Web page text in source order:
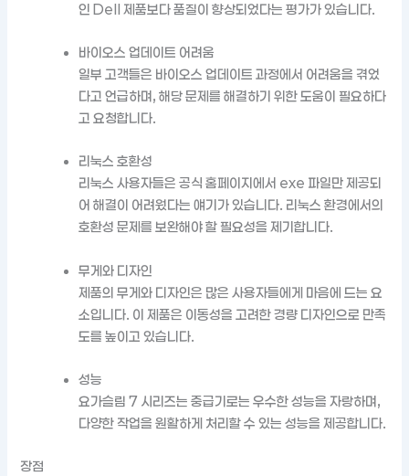
인 Dell 제품보다 품질이 향상되었다는 평가가 있습니다.
바이오스 업데이트 어려움
일부 고객들은 바이오스 업데이트 과정에서 어려움을 겪었
다고 언급하며, 해당 문제를 해결하기 위한 도움이 필요하다
고 요청합니다.
리눅스 호환성
리눅스 사용자들은 공식 홈페이지에서 exe 파일만 제공되
어 해결이 어려웠다는 얘기가 있습니다. 리눅스 환경에서의
호환성 문제를 보완해야 할 필요성을 제기합니다.
무게와 디자인
제품의 무게와 디자인은 많은 사용자들에게 마음에 드는 요
소입니다. 이 제품은 이동성을 고려한 경량 디자인으로 만족
도를 높이고 있습니다.
성능
요가슬림 7 시리즈는 중급기로는 우수한 성능을 자랑하며,
다양한 작업을 원활하게 처리할 수 있는 성능을 제공합니다.
장점